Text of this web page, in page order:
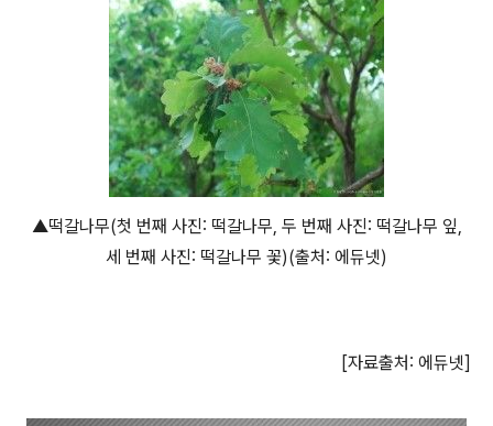
▲떡갈나무(첫 번째 사진: 떡갈나무, 두 번째 사진: 떡갈나무 잎,
세 번째 사진: 떡갈나무 꽃)(출처: 에듀넷)
[자료출처: 에듀넷]